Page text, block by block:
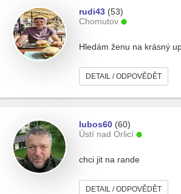
rudi43 (53)
Chomutov
Hledám ženu na krásný
DETAIL / ODPOVĚDĚT
lubos60 (60)
Ústí nad Orlicí
chci jit na rande
DETAIL / ODPOVĚDĚT